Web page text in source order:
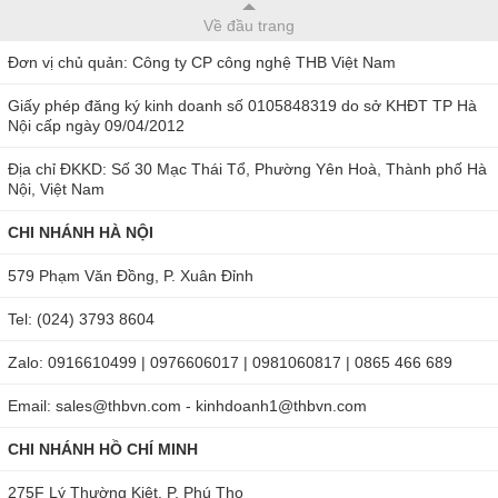
Thiết bị có khả năng xoay và nghiêng linh hoạt, nhờ đó
Sản phẩm có trường nhìn rộng, có kèm chụp cao su với
toàn. Thêm vào đó, vật sinh Semi Plan có hình ảnh rõ nét
của trường nhìn, khả năng chống nấm giúp thiết bị tăng
tuổi thọ tốt.
trầy xước, nhờ đó thiết bị được đánh giá về độ bền cao,
khả năng quan sát đa dạng mẫu vật. Nguồn sáng của
Về đầu trang
Đơn vị chủ quản: Công ty CP công nghệ THB Việt Nam
Giấy phép đăng ký kinh doanh số 0105848319 do sở KHĐT TP Hà
Nội cấp ngày 09/04/2012
Địa chỉ ĐKKD: Số 30 Mạc Thái Tổ, Phường Yên Hoà, Thành phố Hà
Nội, Việt Nam
CHI NHÁNH HÀ NỘI
579 Phạm Văn Đồng, P. Xuân Đỉnh
Tel: (024) 3793 8604
Zalo: 0916610499 | 0976606017 | 0981060817 | 0865 466 689
Email: sales@thbvn.com - kinhdoanh1@thbvn.com
CHI NHÁNH HỒ CHÍ MINH
275F Lý Thường Kiệt, P. Phú Thọ